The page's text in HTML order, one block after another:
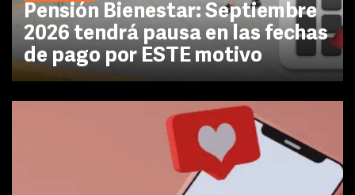
Pensión Bienestar: Septiembre
2026 tendrá pausa en las fechas
de pago por ESTE motivo